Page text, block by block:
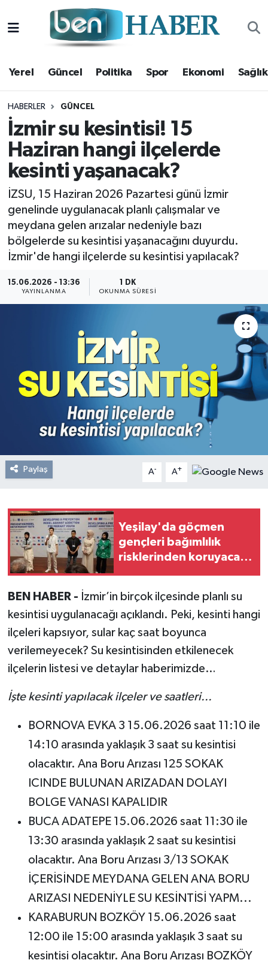
Yerel Güncel Politika Spor Ekonomi Sağlık
HABERLER GÜNCEL
İzmir su kesintisi! 15
Haziran hangi ilçelerde
kesinti yaşanacak?
İZSU, 15 Haziran 2026 Pazartesi günü İzmir
genelinde uygulanacak planlı çalışmalar ve
meydana gelen arızalar nedeniyle bazı
bölgelerde su kesintisi yaşanacağını duyurdu.
İzmir'de hangi ilçelerde su kesintisi yapılacak?
15.06.2026 - 13:36
YAYINLANMA
1 DK
OKUNMA SÜRESI
Paylaş A- A+
Yeşilay'da göçmen
gençleri bağımlılık
risklerinden koruyacak
BEN HABER - İzmir’in birçok ilçesinde planlı su
kesintisi uygulanacağı açıklandı. Peki, kesinti hangi
ilçeleri kapsıyor, sular kaç saat boyunca
verilemeyecek? Su kesintisinden etkilenecek
ilçelerin listesi ve detaylar haberimizde…
İşte kesinti yapılacak ilçeler ve saatleri...
BORNOVA EVKA 3 15.06.2026 saat 11:10 ile
14:10 arasında yaklaşık 3 saat su kesintisi
olacaktır. Ana Boru Arızası 125 SOKAK
ICINDE BULUNAN ARIZADAN DOLAYI
BOLGE VANASI KAPALIDIR
BUCA ADATEPE 15.06.2026 saat 11:30 ile
13:30 arasında yaklaşık 2 saat su kesintisi
olacaktır. Ana Boru Arızası 3/13 SOKAK
İÇERİSİNDE MEYDANA GELEN ANA BORU
ARIZASI NEDENİYLE SU KESİNTİSİ YAPM...
KARABURUN BOZKÖY 15.06.2026 saat
12:00 ile 15:00 arasında yaklaşık 3 saat su
kesintisi olacaktır. Ana Boru Arızası BOZKÖY
Yerel
Güncel
Politika
Spor
Ekonomi
Sağlık
Magazin
Kültür Sanat
Resmi Reklam
Hava Durumu
Trafik Durumu
Süper Lig Puan Durumu ve Fikstür
Tüm Manşetler
Son Dakika Haberleri
Haber Arşivi